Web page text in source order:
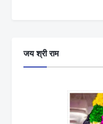
जय श्री राम